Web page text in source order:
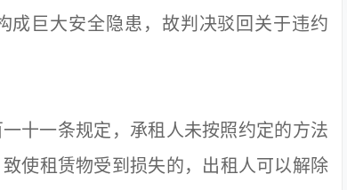
成巨大安全隐患，故判决驳回关于违约
一条规定，承租人未按照约定的方法
使租赁物受到损失的，出租人可以解除